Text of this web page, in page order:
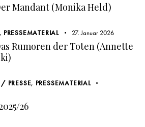
Mandant (Monika Held)
, PRESSEMATERIAL 27. Januar 2026
Rumoren der Toten (Annette
PRESSE, PRESSEMATERIAL
26